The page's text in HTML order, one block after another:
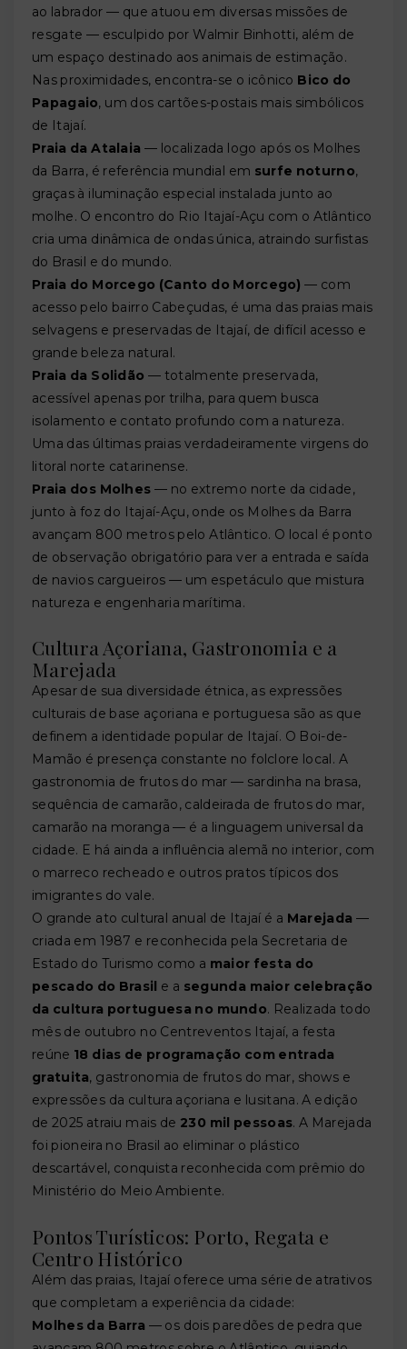
ao labrador — que atuou em diversas missões de
resgate — esculpido por Walmir Binhotti, além de
um espaço destinado aos animais de estimação.
Nas proximidades, encontra-se o icônico Bico do
Papagaio, um dos cartões-postais mais simbólicos
de Itajaí.
Praia da Atalaia — localizada logo após os Molhes
da Barra, é referência mundial em surfe noturno,
graças à iluminação especial instalada junto ao
molhe. O encontro do Rio Itajaí-Açu com o Atlântico
cria uma dinâmica de ondas única, atraindo surfistas
do Brasil e do mundo.
Praia do Morcego (Canto do Morcego) — com
acesso pelo bairro Cabeçudas, é uma das praias mais
selvagens e preservadas de Itajaí, de difícil acesso e
grande beleza natural.
Praia da Solidão — totalmente preservada,
acessível apenas por trilha, para quem busca
isolamento e contato profundo com a natureza.
Uma das últimas praias verdadeiramente virgens do
litoral norte catarinense.
Praia dos Molhes — no extremo norte da cidade,
junto à foz do Itajaí-Açu, onde os Molhes da Barra
avançam 800 metros pelo Atlântico. O local é ponto
de observação obrigatório para ver a entrada e saída
de navios cargueiros — um espetáculo que mistura
natureza e engenharia marítima.
Cultura Açoriana, Gastronomia e a
Marejada
Apesar de sua diversidade étnica, as expressões
culturais de base açoriana e portuguesa são as que
definem a identidade popular de Itajaí. O Boi-de-
Mamão é presença constante no folclore local. A
gastronomia de frutos do mar — sardinha na brasa,
sequência de camarão, caldeirada de frutos do mar,
camarão na moranga — é a linguagem universal da
cidade. E há ainda a influência alemã no interior, com
o marreco recheado e outros pratos típicos dos
imigrantes do vale.
O grande ato cultural anual de Itajaí é a Marejada —
criada em 1987 e reconhecida pela Secretaria de
Estado do Turismo como a maior festa do
pescado do Brasil e a segunda maior celebração
da cultura portuguesa no mundo. Realizada todo
mês de outubro no Centreventos Itajaí, a festa
reúne 18 dias de programação com entrada
gratuita, gastronomia de frutos do mar, shows e
expressões da cultura açoriana e lusitana. A edição
de 2025 atraiu mais de 230 mil pessoas. A Marejada
foi pioneira no Brasil ao eliminar o plástico
descartável, conquista reconhecida com prêmio do
Ministério do Meio Ambiente.
Pontos Turísticos: Porto, Regata e
Centro Histórico
Além das praias, Itajaí oferece uma série de atrativos
que completam a experiência da cidade:
Molhes da Barra — os dois paredões de pedra que